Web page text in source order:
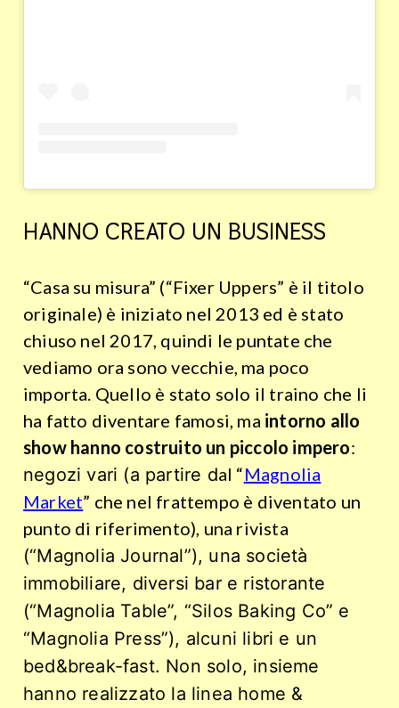
HANNO CREATO UN BUSINESS
“Casa su misura” (“Fixer Uppers” è il titolo
originale) è iniziato nel 2013 ed è stato
chiuso nel 2017, quindi le puntate che
vediamo ora sono vecchie, ma poco
importa. Quello è stato solo il traino che li
ha fatto diventare famosi, ma intorno allo
show hanno costruito un piccolo impero:
negozi vari (a partire dal “Magnolia
Market” che nel frattempo è diventato un
punto di riferimento), una rivista
(“Magnolia Journal”), una società
immobiliare, diversi bar e ristorante
(“Magnolia Table”, “Silos Baking Co” e
“Magnolia Press”), alcuni libri e un
bed&break-fast. Non solo, insieme
hanno realizzato la linea home &